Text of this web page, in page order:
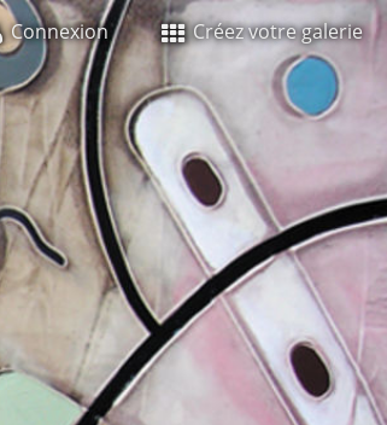
Connexion Créez votre galerie